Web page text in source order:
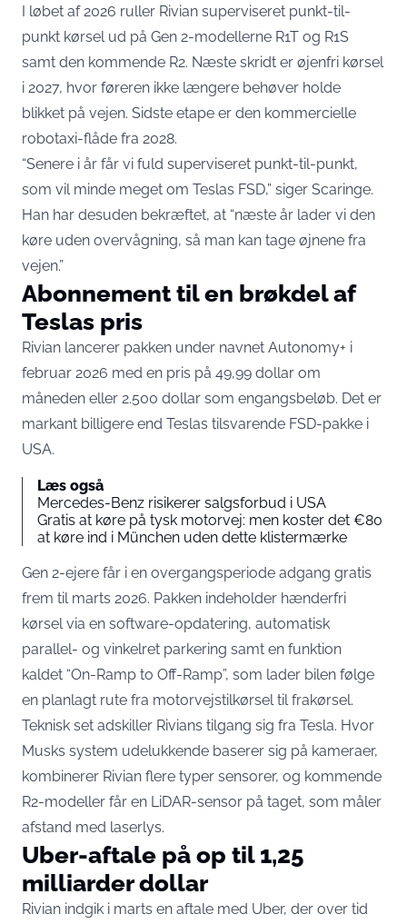
I løbet af 2026 ruller Rivian superviseret punkt-til-
punkt kørsel ud på Gen 2-modellerne R1T og R1S
samt den kommende R2. Næste skridt er øjenfri kørsel
i 2027, hvor føreren ikke længere behøver holde
blikket på vejen. Sidste etape er den kommercielle
robotaxi-flåde fra 2028.
“Senere i år får vi fuld superviseret punkt-til-punkt,
som vil minde meget om Teslas FSD,” siger Scaringe.
Han har desuden bekræftet, at “næste år lader vi den
køre uden overvågning, så man kan tage øjnene fra
vejen.”
Abonnement til en brøkdel af
Teslas pris
Rivian lancerer pakken under navnet Autonomy+ i
februar 2026 med en pris på 49,99 dollar om
måneden eller 2.500 dollar som engangsbeløb. Det er
markant billigere end Teslas tilsvarende FSD-pakke i
USA.
Læs også
Mercedes-Benz risikerer salgsforbud i USA
Gratis at køre på tysk motorvej: men koster det €80
at køre ind i München uden dette klistermærke
Gen 2-ejere får i en overgangsperiode adgang gratis
frem til marts 2026. Pakken indeholder hænderfri
kørsel via en software-opdatering, automatisk
parallel- og vinkelret parkering samt en funktion
kaldet “On-Ramp to Off-Ramp”, som lader bilen følge
en planlagt rute fra motorvejstilkørsel til frakørsel.
Teknisk set adskiller Rivians tilgang sig fra Tesla. Hvor
Musks system udelukkende baserer sig på kameraer,
kombinerer Rivian flere typer sensorer, og kommende
R2-modeller får en LiDAR-sensor på taget, som måler
afstand med laserlys.
Uber-aftale på op til 1,25
milliarder dollar
Rivian indgik i marts en aftale med Uber, der over tid